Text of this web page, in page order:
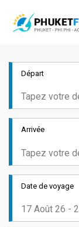
Départ
Arrivée
Date de voyage